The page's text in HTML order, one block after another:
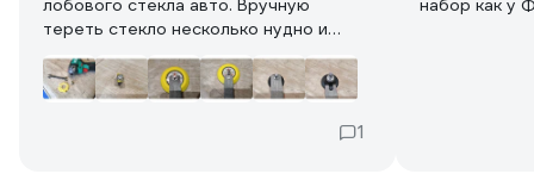
лобового стекла авто. Вручную
тереть стекло несколько нудно и
муторно, а машинкой зщначительно
веселее да и быстрее. Разве докупил
фетровую насадку.
1
набор как у